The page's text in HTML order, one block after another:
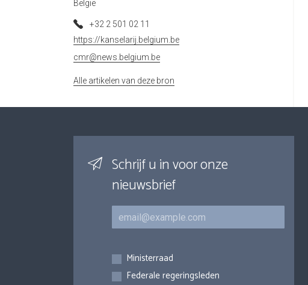
België
+32 2 501 02 11
https://kanselarij.belgium.be
cmr@news.belgium.be
Alle artikelen van deze bron
Schrijf u in voor onze
nieuwsbrief
E-mail
Inschrijvingen
Ministerraad
Federale regeringsleden